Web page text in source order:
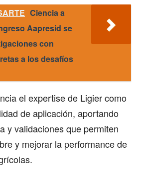
Ciencia a
Aapresid se
con
a los desafíos
el expertise de Ligier como
de aplicación, aportando
y validaciones que permiten
y mejorar la performance de